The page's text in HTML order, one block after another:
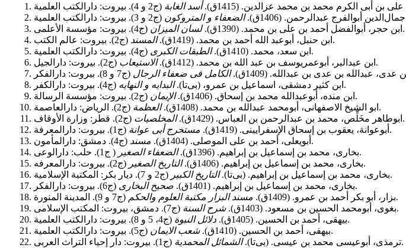
علی بن أبی الکرم محمد بن محمد عزالدین. (1415ق). أسد الغابة
أبوالفرج عبدالرحمن. (1406ق).
الضعفاء و المتروکون
ابن حجر، أبوالفضل أحمد بن علی بن محمد. (1390ق).
لسان المیزان
(ج4). بیروت: مؤسسة الأعلمی.
ابن حنبل، أبوعبد الله أحمد بن محمد. (1419ق).
المسند
(ج2). بیروت: عالم الکتب.
ابن سعد، محمد. (1410ق).
الطبقات الکبری
(ج4). بیروت: دارالکتب العلمیة.
ابن عبدالبر، أبوعمریوسف بن عبد الله بن محمد. (1412ق).
الاستیعاب
(ج2). بیروت: دارالجیل.
عدی، عبدالله بن عدی بن عبدالله. (1409ق).
الکامل فی ضعفاء الرجال
ابن کثیر دمشقی، اسماعیل بن عمرو، (بی‌تا).البدایه و النهایه
(ج4). بیروت: دارالکفر.
ابن منده، أبوعبدالله محمد بن إسحاق. (1406ق).
الإیمان
(ج2). بیروت: مؤسسة الرسالة.
ابو الشیخ الاصفهانی، أبومحمد عبدالله بن محمد. (1408ق).
العظمة
(ج2). الریاض: دارالعاصمة.
ابوطاهر مخَلِّص، محمد بن عبدالرحمن بن العباس. (1429ق).
المخلصیات
(ج2). قطر: وزارة الأوقاف.
أبوعوانة، یعقوب بن إسحاق الإسفرایینی. (1419ق).
مستخرج أبی عوانة
(ج1). بیروت: دارالمعرفة.
أبویعلى، أحمد بن علی الموصلی. (1404ق).
مسند
(ج4). دمشق: دارالمأمون.
بخاری، محمد بن إسماعیل بن إبراهیم. (1396ق).
الضعفاء الصغیر
( ج1). حلب: دارالوعی.
بخاری، محمد بن إسماعیل بن إبراهیم. (1406ق).
التاریخ الصغیر
(ج2). بیروت: دارالمعرفه.
بخاری، محمد بن إسماعیل بن إبراهیم. (بی‌تا).التاریخ الکبیر
(ج2 و 7). دیار بکر: المکتبة الإسلامیة.
بخاری، محمد بن إسماعیل بن إبراهیم. (1401ق).
صحیح البخاری
(ج6). بیروت: دارالفکر.
بزار، أبو بکر أحمد بن عمرو. (1409ق).
مسند البزار مکتبة العلوم والحکم
(ج7 و 9). المدینة المنورة.
بغوی، أبومحمد الحسین بن مسعود. (1403ق).
شرح السنة
(ج7). دمشق، بیروت: المکتب الإسلامی.
بیهقی، أحمد بن الحسین. (1405ق).
دلائل النبوة
(ج4، 5 و 8). بیروت: دارالکتب العلمیة.
بیهقی، أحمد بن الحسین. (1410ق).
شعب الایمان
(ج5). بیروت: دارالکتب العلمیة.
ترمذی، أبوعیسى محمد بن عیسى. (بی‌تا).الشمائل المحمدیة
(ج1). بیروت: دار إحیاء التراث العربی.